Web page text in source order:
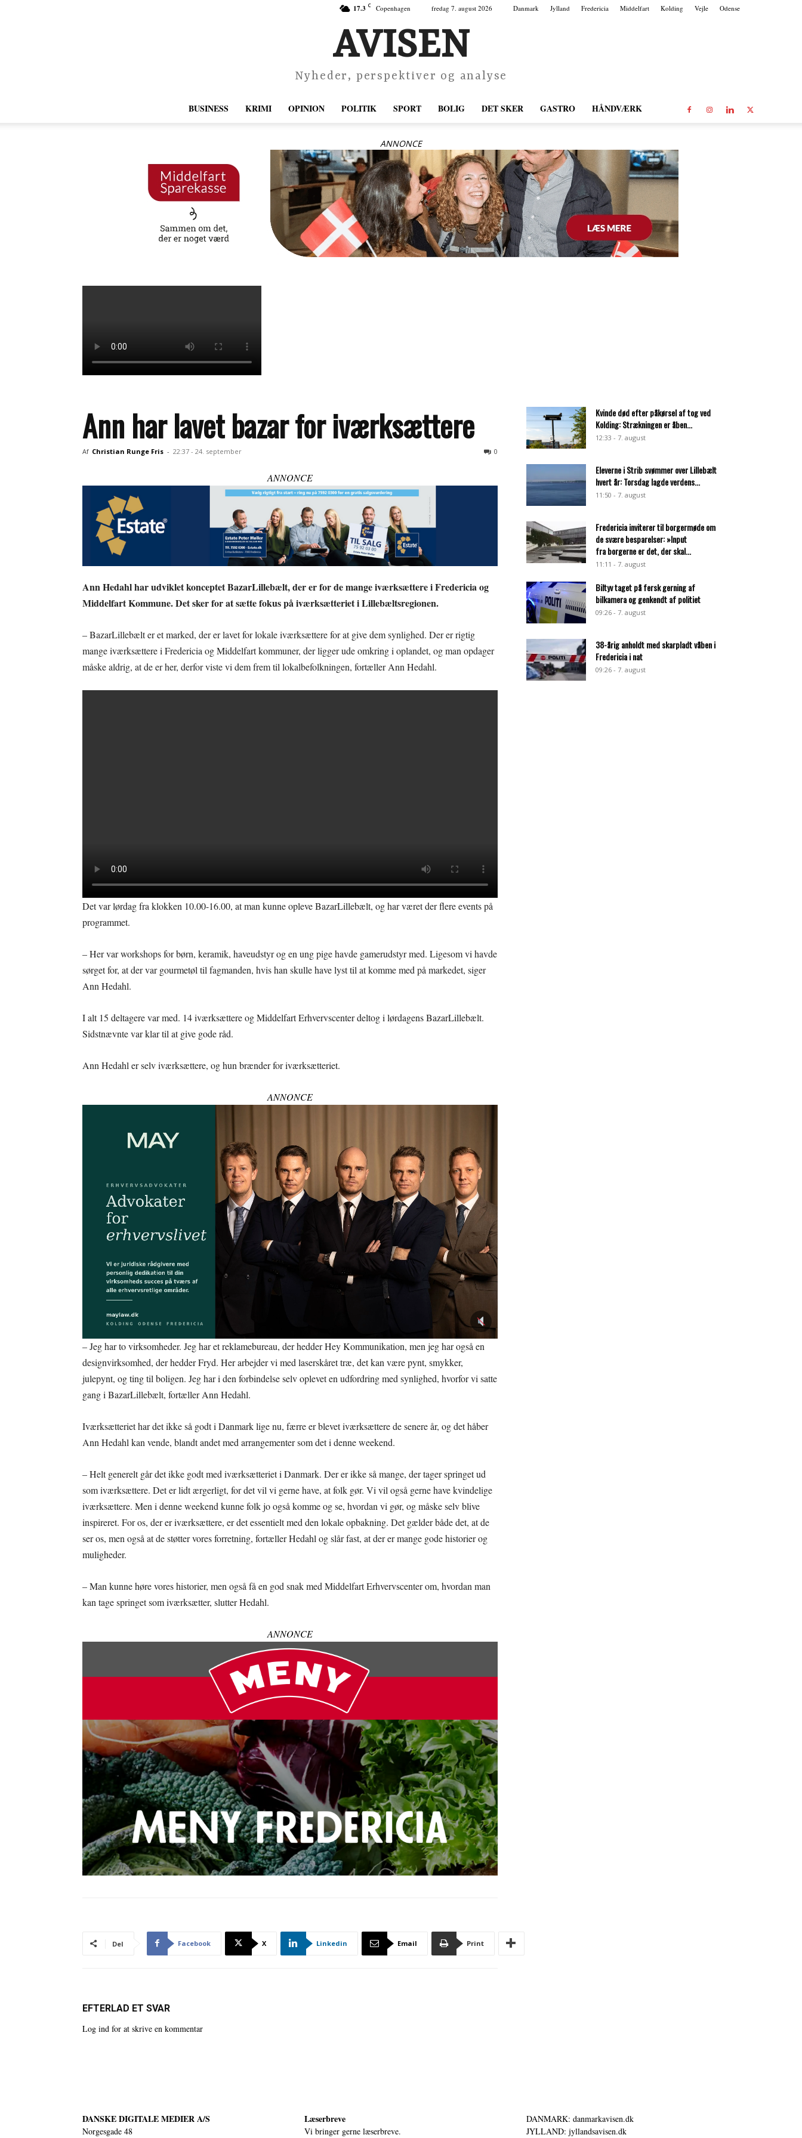
17.3 C Copenhagen fredag 7. august 2026 Danmark Jylland Fredericia Middelfart Kolding Vejle Odense
AVISEN
Nyheder, perspektiver og analyse
BUSINESS KRIMI OPINION POLITIK SPORT BOLIG DET SKER GASTRO HÅNDVÆRK
ANNONCE
Ann har lavet bazar for iværksættere
Af Christian Runge Fris - 22:37 - 24. september 0
ANNONCE
Ann Hedahl har udviklet konceptet BazarLillebælt, der er for de mange iværksættere i Fredericia og
Middelfart Kommune. Det sker for at sætte fokus på iværksætteriet i Lillebæltsregionen.
– BazarLillebælt er et marked, der er lavet for lokale iværksættere for at give dem synlighed. Der er rigtig
mange iværksættere i Fredericia og Middelfart kommuner, der ligger ude omkring i oplandet, og man opdager
måske aldrig, at de er her, derfor viste vi dem frem til lokalbefolkningen, fortæller Ann Hedahl.
Det var lørdag fra klokken 10.00-16.00, at man kunne opleve BazarLillebælt, og har været der flere events på
programmet.
– Her var workshops for børn, keramik, haveudstyr og en ung pige havde gamerudstyr med. Ligesom vi havde
sørget for, at der var gourmetøl til fagmanden, hvis han skulle have lyst til at komme med på markedet, siger
Ann Hedahl.
I alt 15 deltagere var med. 14 iværksættere og Middelfart Erhvervscenter deltog i lørdagens BazarLillebælt.
Sidstnævnte var klar til at give gode råd.
Ann Hedahl er selv iværksættere, og hun brænder for iværksætteriet.
ANNONCE
– Jeg har to virksomheder. Jeg har et reklamebureau, der hedder Hey Kommunikation, men jeg har også en
designvirksomhed, der hedder Fryd. Her arbejder vi med laserskåret træ, det kan være pynt, smykker,
julepynt, og ting til boligen. Jeg har i den forbindelse selv oplevet en udfordring med synlighed, hvorfor vi satte
gang i BazarLillebælt, fortæller Ann Hedahl.
Iværksætteriet har det ikke så godt i Danmark lige nu, færre er blevet iværksættere de senere år, og det håber
Ann Hedahl kan vende, blandt andet med arrangementer som det i denne weekend.
– Helt generelt går det ikke godt med iværksætteriet i Danmark. Der er ikke så mange, der tager springet ud
som iværksættere. Det er lidt ærgerligt, for det vil vi gerne have, at folk gør. Vi vil også gerne have kvindelige
iværksættere. Men i denne weekend kunne folk jo også komme og se, hvordan vi gør, og måske selv blive
inspireret. For os, der er iværksættere, er det essentielt med den lokale opbakning. Det gælder både det, at de
ser os, men også at de støtter vores forretning, fortæller Hedahl og slår fast, at der er mange gode historier og
muligheder.
– Man kunne høre vores historier, men også få en god snak med Middelfart Erhvervscenter om, hvordan man
kan tage springet som iværksætter, slutter Hedahl.
ANNONCE
Del Facebook X Linkedin Email Print
EFTERLAD ET SVAR
Log ind for at skrive en kommentar
Kvinde død efter påkørsel af tog ved
Kolding: Strækningen er åben...
12:33 - 7. august
Eleverne i Strib svømmer over Lillebælt
hvert år: Torsdag lagde verdens...
11:50 - 7. august
Fredericia inviterer til borgermøde om
de svære besparelser: »Input
fra borgerne er det, der skal...
11:11 - 7. august
Biltyv taget på fersk gerning af
bilkamera og genkendt af politiet
09:26 - 7. august
38-årig anholdt med skarpladt våben i
Fredericia i nat
09:26 - 7. august
DANSKE DIGITALE MEDIER A/S
Norgesgade 48
Læserbreve
Vi bringer gerne læserbreve.
DANMARK: danmarkavisen.dk
JYLLAND: jyllandsavisen.dk